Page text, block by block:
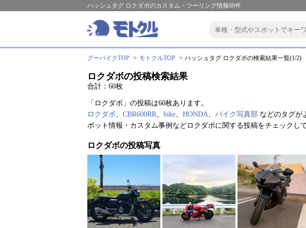
ハッシュタグ ロクダボのカスタム・ツーリング情報60件
グーバイクTOP モトクルTOP ハッシュタグ ロクダボの検索結果一覧(1/2)
ロクダボの投稿検索結果
合計：60枚
「ロクダボ」の投稿は60枚あります。
ロクダボ、 CBR600RR、 bike、 HONDA、 バイク写真部 などのタグが
ポット情報・カスタム事例などロクダボに関する投稿をチェックし
ロクダボの投稿写真